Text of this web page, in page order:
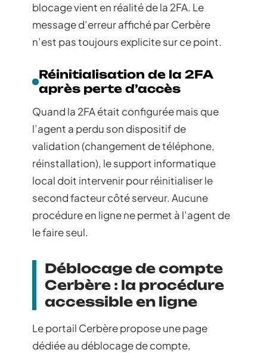
blocage vient en réalité de la 2FA. Le
message d’erreur affiché par Cerbère
n’est pas toujours explicite sur ce point.
Réinitialisation de la 2FA
après perte d’accès
Quand la 2FA était configurée mais que
l’agent a perdu son dispositif de
validation (changement de téléphone,
réinstallation), le support informatique
local doit intervenir pour réinitialiser le
second facteur côté serveur. Aucune
procédure en ligne ne permet à l’agent de
le faire seul.
Déblocage de compte
Cerbère : la procédure
accessible en ligne
Le portail Cerbère propose une page
dédiée au déblocage de compte,